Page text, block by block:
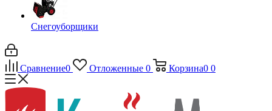
Снегоуборщики
Сравнение0 Отложенные 0 Корзина0 0